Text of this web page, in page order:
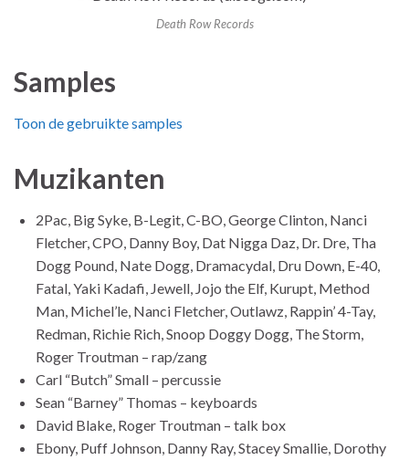
Death Row Records
Samples
Toon de gebruikte samples
Muzikanten
2Pac, Big Syke, B-Legit, C-BO, George Clinton, Nanci
Fletcher, CPO, Danny Boy, Dat Nigga Daz, Dr. Dre, Tha
Dogg Pound, Nate Dogg, Dramacydal, Dru Down, E-40,
Fatal, Yaki Kadafi, Jewell, Jojo the Elf, Kurupt, Method
Man, Michel’le, Nanci Fletcher, Outlawz, Rappin’ 4-Tay,
Redman, Richie Rich, Snoop Doggy Dogg, The Storm,
Roger Troutman – rap/zang
Carl “Butch” Small – percussie
Sean “Barney” Thomas – keyboards
David Blake, Roger Troutman – talk box
Ebony, Puff Johnson, Danny Ray, Stacey Smallie, Dorothy